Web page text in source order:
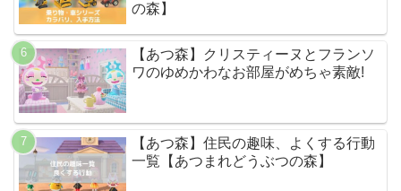
の森】
【あつ森】クリスティーヌとフランソ
ワのゆめかわなお部屋がめちゃ素敵!
【あつ森】住民の趣味、よくする行動
一覧【あつまれどうぶつの森】